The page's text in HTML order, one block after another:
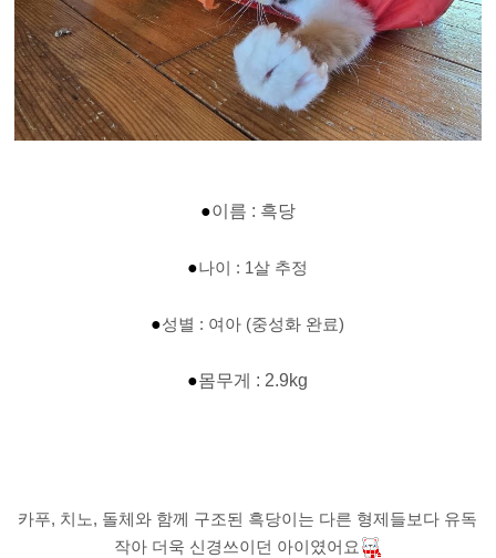
●이름 : 흑당
●나이 : 1살 추정
●성별 : 여아 (중성화 완료)
●몸무게 : 2.9kg
카푸, 치노, 돌체와 함께 구조된 흑당이는 다른 형제들보다 유독
작아 더욱 신경쓰이던 아이였어요